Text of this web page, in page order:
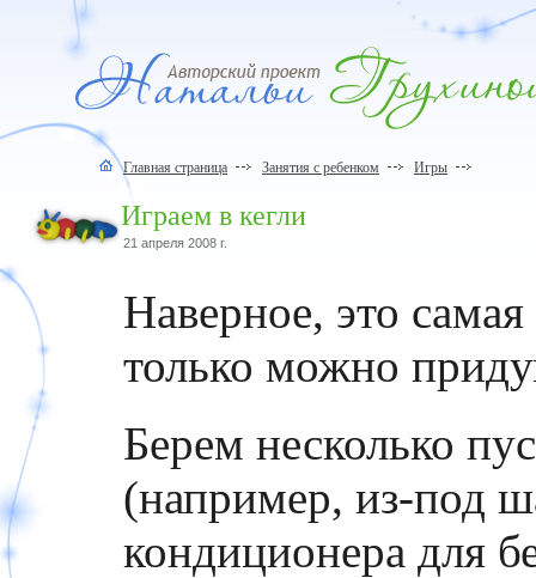
Главная страница Занятия с ребенком Игры
Играем в кегли
21 апреля 2008 г.
Наверное, это
только можно
Берем несколько
(например, из-под
кондиционера для